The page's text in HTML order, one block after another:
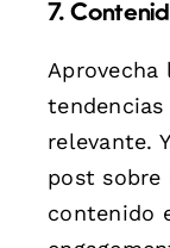
7.
Aprovecha
relevante.
post sobre
contenido